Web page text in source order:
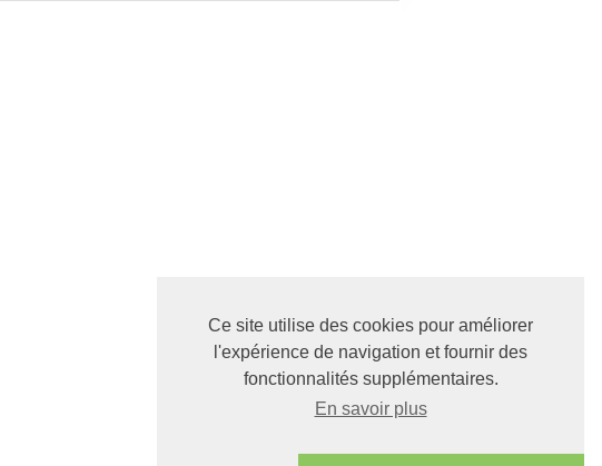
Ce site utilise des cookies pour améliorer
l'expérience de navigation et fournir des
fonctionnalités supplémentaires.
En savoir plus